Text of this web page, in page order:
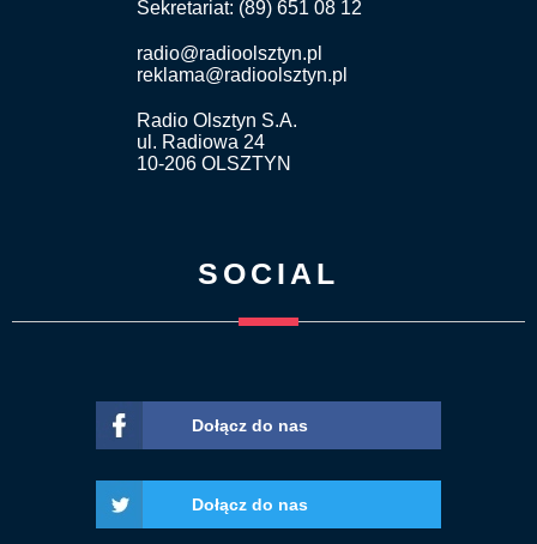
Sekretariat: (89) 651 08 12
radio@radioolsztyn.pl
reklama@radioolsztyn.pl
Radio Olsztyn S.A.
ul. Radiowa 24
10-206 OLSZTYN
SOCIAL
Dołącz do nas
Dołącz do nas